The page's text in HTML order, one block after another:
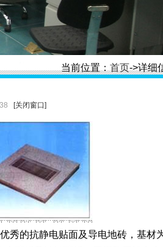
当前位置： 首页->详细
[关闭窗口]
秀的抗静电贴面及导电地砖，基材